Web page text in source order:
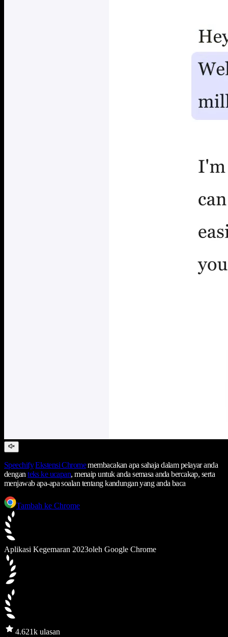
Speechify Ekstensi Chromemembacakan apa sahaja dalam pelayar anda
denganteks ke ucapan, menaip untuk anda semasa anda bercakap, serta
menjawab apa-apa soalan tentang kandungan yang anda baca
Tambah ke Chrome
Aplikasi Kegemaran 2023oleh Google Chrome
4.621k ulasan